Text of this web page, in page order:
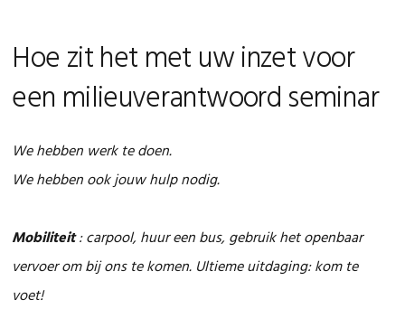
Hoe zit het met uw inzet voor
een milieuverantwoord seminar
We hebben werk te doen.
We hebben ook jouw hulp nodig.
Mobiliteit: carpool, huur een bus, gebruik het openbaar
vervoer om bij ons te komen. Ultieme uitdaging: kom te
voet!